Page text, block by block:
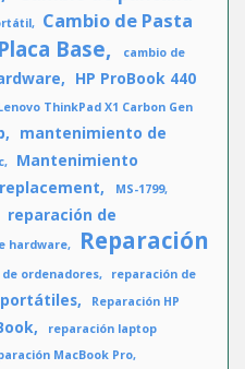
Cambio de Pasta
Base
cambio de
HP ProBook 440
ThinkPad X1 Carbon Gen
mantenimiento de
Mantenimiento
MS-1799
reparación de
hardware
Reparación
de ordenadores
reparación de
portátiles
Reparación HP
reparación laptop
MacBook Pro